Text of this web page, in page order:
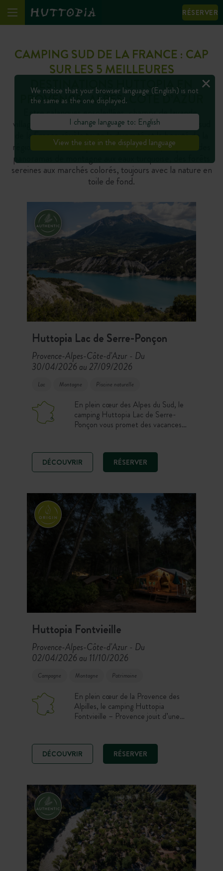
RÉSERVER
CAMPING SUD DE LA FRANCE : CAP
SUR LES 5 MEILLEURES
DESTINATIONS HUTTOPIA EN
PROVENCE–ALPES–CÔTE D’AZUR
Entre calanques ensoleillées, champs de lavande,
villages perchés et reliefs alpins, le camping dans le sud
de la France révèle toute la diversité et la beauté de la
région Provence–Alpes–Côte d’Azur. Ici, on passe des
panoramas de montagne aux eaux turquoise, des forêts
sereines aux marchés colorés, toujours avec la nature en
toile de fond.
Huttopia Lac de Serre-Ponçon
Provence-Alpes-Côte-d'Azur - Du
30/04/2026 au 27/09/2026
Lac Montagne Piscine naturelle
En plein cœur des Alpes du Sud, le
camping Huttopia Lac de Serre-
Ponçon vous promet des vacances
profitez des 17 hectares de nature
préservée et d’un accès direct au
plus grand lac artificiel d’Europe.
DÉCOUVRIR RÉSERVER
Huttopia Fontvieille
Provence-Alpes-Côte-d'Azur - Du
02/04/2026 au 11/10/2026
Campagne Montagne Patrimoine
En plein cœur de la Provence des
Alpilles, le camping Huttopia
Fontvieille – Provence jouit d’une
d’Alphonse Daudet. Pour vos
activités, choisissez entre la piscine,
la découverte du parc naturel des
provençaux alentours.
DÉCOUVRIR RÉSERVER
We notice that your browser language (English) is not
the same as the one displayed.
I change language to: English
View the site in the displayed language